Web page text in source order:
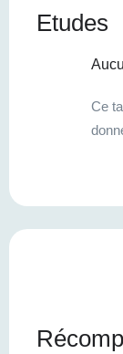
Etudes
Ce